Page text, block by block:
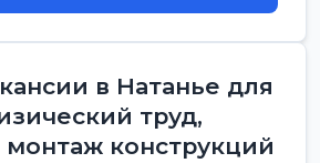
в Натанье для
труд,
конструкций